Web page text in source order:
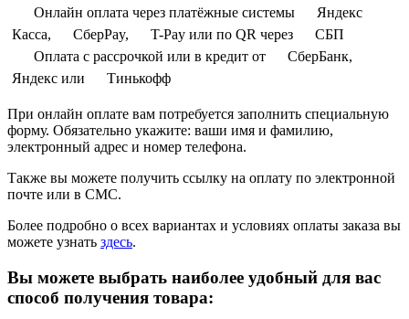
Онлайн оплата через платёжные системы
Яндекс
Касса,
СберPay, T-Pay или по QR через
СБП
Оплата с рассрочкой или в кредит от
СберБанк,
Яндекс или
Тинькофф
При онлайн оплате вам потребуется заполнить специальную
форму. Обязательно укажите: ваши имя и фамилию,
электронный адрес и номер телефона.
Также вы можете получить ссылку на оплату по электронной
почте или в СМС.
Более подробно о всех вариантах и условиях оплаты заказа вы
можете узнать здесь.
Вы можете выбрать наиболее удобный для вас
способ получения товара: